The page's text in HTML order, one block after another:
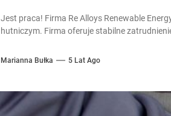
Jest praca! Firma Re Alloys Renewable
hutniczym. Firma oferuje stabilne
Marianna Bułka 5 Lat Ago